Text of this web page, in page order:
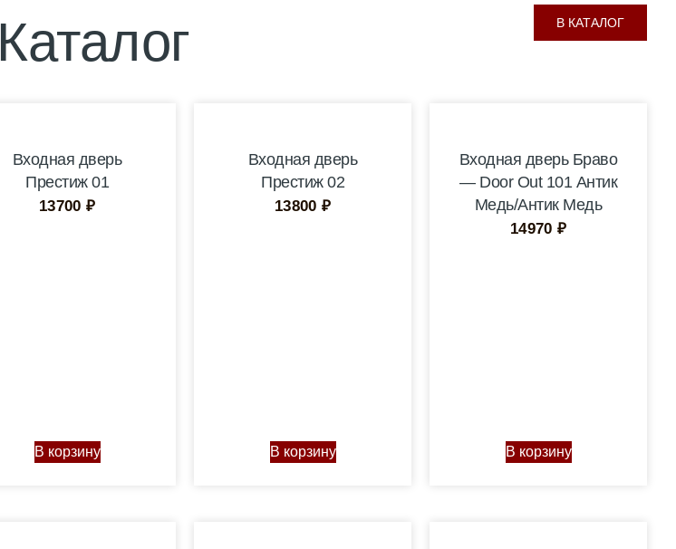
Каталог В КАТАЛОГ
Входная дверь
Престиж 01
13700 ₽
В корзину
Входная дверь
Престиж 02
13800 ₽
В корзину
Входная дверь Браво
— Door Out 101 Антик
Медь/Антик Медь
14970 ₽
В корзину